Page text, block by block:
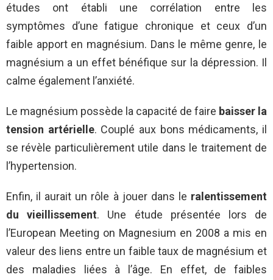
études ont établi une corrélation entre les
symptômes d’une fatigue chronique et ceux d’un
faible apport en magnésium. Dans le même genre, le
magnésium a un effet bénéfique sur la dépression. Il
calme également l’anxiété.
Le magnésium possède la capacité de faire baisser la
tension artérielle. Couplé aux bons médicaments, il
se révèle particulièrement utile dans le traitement de
l’hypertension.
Enfin, il aurait un rôle à jouer dans le ralentissement
du vieillissement. Une étude présentée lors de
l’European Meeting on Magnesium en 2008 a mis en
valeur des liens entre un faible taux de magnésium et
des maladies liées à l’âge. En effet, de faibles